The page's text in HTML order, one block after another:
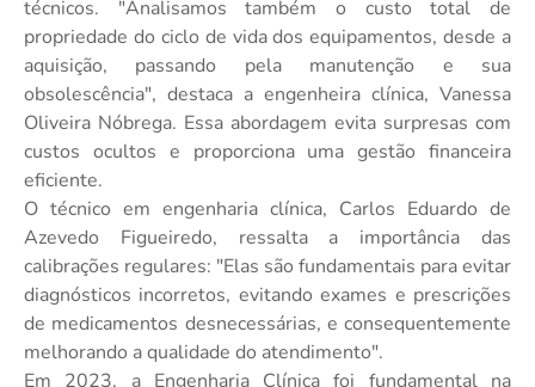
técnicos. "Analisamos também o custo total de
propriedade do ciclo de vida dos equipamentos, desde a
aquisição, passando pela manutenção e sua
obsolescência", destaca a engenheira clínica, Vanessa
Oliveira Nóbrega. Essa abordagem evita surpresas com
custos ocultos e proporciona uma gestão financeira
eficiente.
O técnico em engenharia clínica, Carlos Eduardo de
Azevedo Figueiredo, ressalta a importância das
calibrações regulares: "Elas são fundamentais para evitar
diagnósticos incorretos, evitando exames e prescrições
de medicamentos desnecessárias, e consequentemente
melhorando a qualidade do atendimento".
Em 2023, a Engenharia Clínica foi fundamental na